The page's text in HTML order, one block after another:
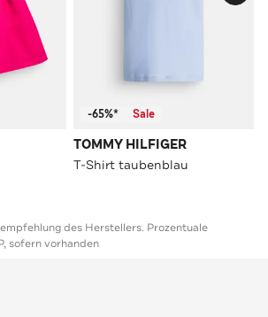
-65%* Sale
TOMMY HILFIGER
T-Shirt taubenblau
des Herstellers. Prozentuale
sofern vorhanden